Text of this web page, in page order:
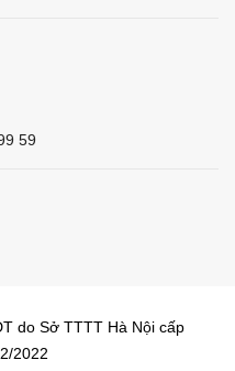
59
do Sở TTTT Hà Nội cấp
2022